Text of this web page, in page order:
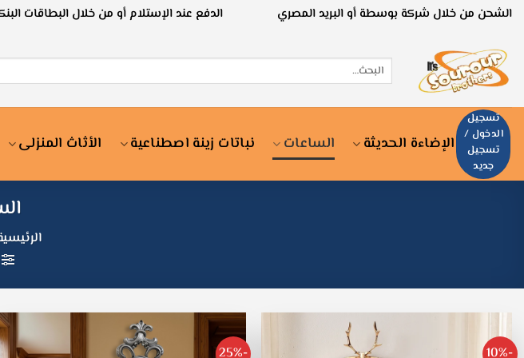
تخطي
الشحن من خلال شركة بوسطة أو البريد المصري الدفع عند الإستلام أو من خلال البطاقات
البحث
عن:
تسجيل
الدخول /
تسجيل
جديد
الإضاءة الحديثة الساعات نباتات زينة اصطناعية الأثاث المنزلى
-10%
-25%